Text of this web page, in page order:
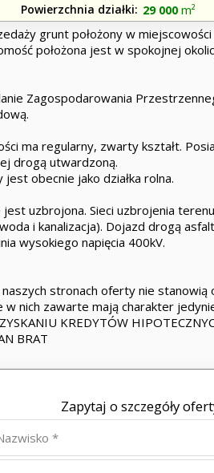
Powierzchnia działki 29 000 m²
grunt położony w
położona jest w spokojnej
Zagospodarowania
ma regularny, zwarty kształt.
drogą utwardzoną.
obecnie jako działka rolna.
jest uzbrojona. Sieci uzbrojenia
i kanalizacja). Dojazd drogą
wysokiego napięcia 400kV.
naszych stronach oferty nie
w nich zawarte mają charakter
KREDYTÓW
BRAT
Zapytaj o szczegóły